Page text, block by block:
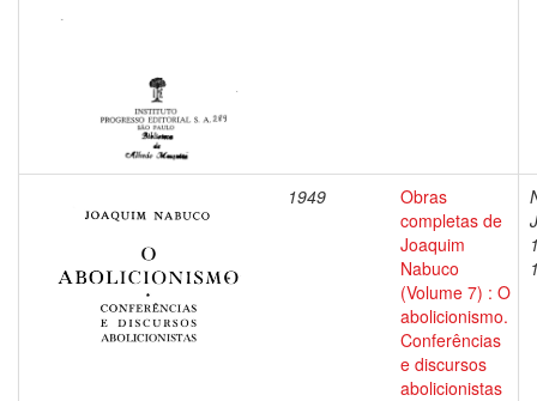
1949
Obras
completas de
Joaquim
Nabuco
(Volume 7) : O
abolicionismo.
Conferências
e discursos
abolicionistas